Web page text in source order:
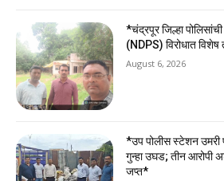
*चंद्रपूर जिल्हा
(NDPS) विरोधात विशेष
August 6, 2026
*उप पोलीस स्टेशन उमरी
गुन्हा उघड; तीन आरोपी
जप्त*